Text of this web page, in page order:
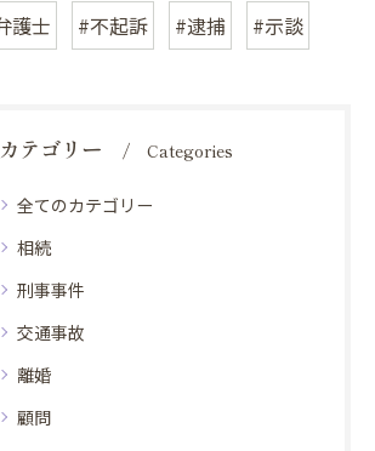
護士 #不起訴 #逮捕 #示談
カテゴリー Categories
全てのカテゴリー
相続
刑事事件
交通事故
離婚
顧問